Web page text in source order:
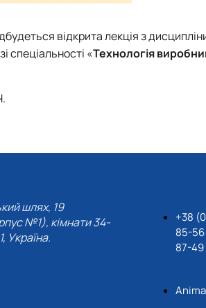
відкрита лекція з
спеціальності «Технологія
шлях, 19
№1), кімнати 34-
Україна.
+38
85-
87-